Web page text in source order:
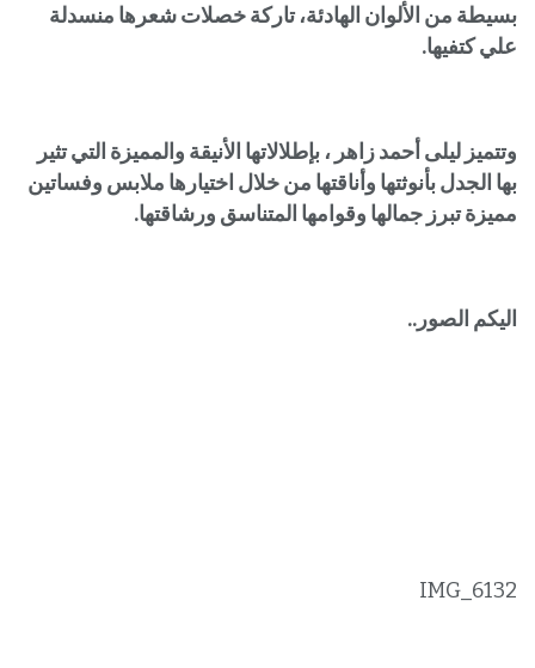
بسيطة من الألوان الهادئة، تاركة خصلات شعرها منسدلة
علي كتفيها.
وتتميز ليلى أحمد زاهر ، بإطلالاتها الأنيقة والمميزة التي تثير
بها الجدل بأنوثتها وأناقتها من خلال اختيارها ملابس وفساتين
مميزة تبرز جمالها وقوامها المتناسق ورشاقتها.
اليكم الصور..
IMG_6132